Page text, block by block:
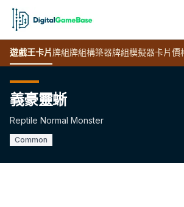
遊戲王卡片牌組牌組構築器牌組模擬器卡片價
義豪靈蜥
Reptile Normal Monster
Common